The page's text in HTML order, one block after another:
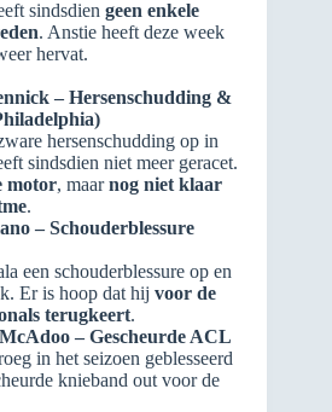
sindsdien geen enkele
. Anstie heeft deze week
hervat.
– Hersenschudding &
hersenschudding op in
sindsdien niet meer geracet.
motor, maarnog niet klaar
.
– Schouderblessure
een schouderblessure op en
Er is hoop dat hij voor de
terugkeert.
– Gescheurde ACL
in het seizoen geblesseerd
knieband out voor de